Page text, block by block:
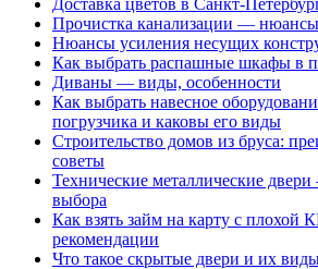
Прочистка канализации — нюансы
Нюансы усиления несущих
Как выбрать распашные шкафы в
Диваны — виды, особенности
Как выбрать навесное
погрузчика и каковы его виды
Строительство домов из бруса:
советы
Технические металлические
выбора
Как взять займ на карту с плохой
рекомендации
Что такое скрытые двери и их